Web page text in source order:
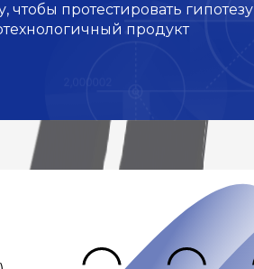
чтобы протестировать гипотезу
продукт